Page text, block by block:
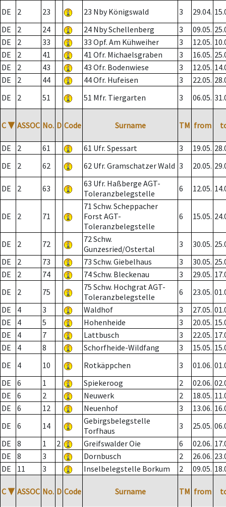
DE
2 23 23 Nby Königswald 3 29.04.
DE
2 24 24 Nby Schellenberg 3 09.05.
DE
2 33 33 Opf. Am Kühweiher 3 12.05.
DE
2 41 41 Ofr. Michaelsgraben 3 16.05.
DE
2 43 43 Ofr. Bodenwiese 3 12.05.
DE
2 44 44 Ofr. Hufeisen 3 22.05.
DE
2 51 51 Mfr. Tiergarten 3 06.05.
C ▼ ASSOC No. D Code Surname TM from
DE 2 61 61 Ufr. Spessart 3 19.05.
DE
2 62 62 Ufr. Gramschatzer Wald 3 20.05.
DE 2 63
63 Ufr. Haßberge AGT-
Toleranzbelegstelle
6 12.05.
DE 2 71
71 Schw. Scheppacher
Forst AGT-
Toleranzbelegstelle
6 15.05.
DE 2 72
72 Schw.
Gunzesried/Ostertal
3 30.05.
DE
2 73 73 Schw. Giebelhaus 3 30.05.
DE
2 74 74 Schw. Bleckenau 3 29.05.
DE
2 75
75 Schw. Hochgrat AGT-
Toleranzbelegstelle
6 23.05.
DE
4 3 Waldhof 3 27.05.
DE
4 5 Hohenheide 3 20.05.
DE
4 7 Lattbusch 3 22.05.
DE
4 8 Schorfheide-Wildfang 3 15.05.
DE
4 10 Rotkäppchen 3 01.06.
DE
6 1 Spiekeroog 2 02.06.
DE
6 2 Neuwerk 2 18.05.
DE
6 12 Neuenhof 3 13.06.
DE
6 14
Gebirgsbelegstelle
Torfhaus
3 25.05.
DE
8 1 2 Greifswalder Oie 6 02.06.
DE
8 3 Dornbusch 2 26.06.
DE
11 3 Inselbelegstelle Borkum 2 09.05.
C ▼ ASSOC No. D Code Surname TM from